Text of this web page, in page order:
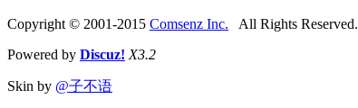
Copyright © 2001-2015 Comsenz Inc. All Rights Reserved.
Powered by Discuz! X3.2
Skin by @子不语